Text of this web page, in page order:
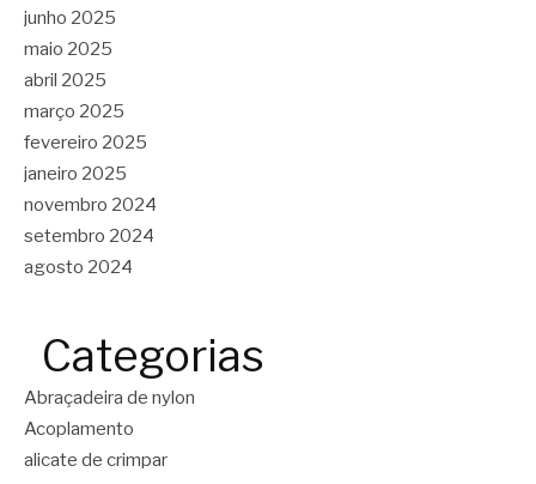
junho 2025
maio 2025
abril 2025
março 2025
fevereiro 2025
janeiro 2025
novembro 2024
setembro 2024
agosto 2024
Categorias
Abraçadeira de nylon
Acoplamento
alicate de crimpar